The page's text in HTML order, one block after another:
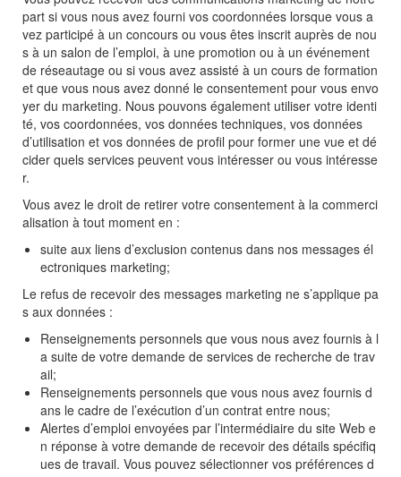
part si vous nous avez fourni vos coordonnées lorsque vous a
vez participé à un concours ou vous êtes inscrit auprès de nou
s à un salon de l’emploi, à une promotion ou à un événement
de réseautage ou si vous avez assisté à un cours de formation
et que vous nous avez donné le consentement pour vous envo
yer du marketing. Nous pouvons également utiliser votre identi
té, vos coordonnées, vos données techniques, vos données
d’utilisation et vos données de profil pour former une vue et dé
cider quels services peuvent vous intéresser ou vous intéresse
r.
Vous avez le droit de retirer votre consentement à la commerci
alisation à tout moment en :
suite aux liens d’exclusion contenus dans nos messages él
ectroniques marketing;
Le refus de recevoir des messages marketing ne s’applique pa
s aux données :
Renseignements personnels que vous nous avez fournis à l
a suite de votre demande de services de recherche de trav
ail;
Renseignements personnels que vous nous avez fournis d
ans le cadre de l’exécution d’un contrat entre nous;
Alertes d’emploi envoyées par l’intermédiaire du site Web e
n réponse à votre demande de recevoir des détails spécifiq
ues de travail. Vous pouvez sélectionner vos préférences d